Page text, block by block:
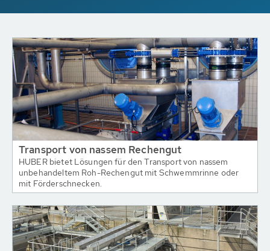
Transport von nassem Rechengut
HUBER bietet Lösungen für den Transport von nassem
unbehandeltem Roh-Rechengut mit Schwemmrinne oder
mit Förderschnecken.